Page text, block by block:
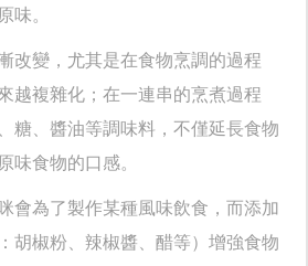
味。
改變，尤其是在食物烹調的過程
越複雜化；在一連串的烹煮過程
糖、醬油等調味料，不僅延長食物
味食物的口感。
會為了製作某種風味飲食，而添加
胡椒粉、辣椒醬、醋等）增強食物